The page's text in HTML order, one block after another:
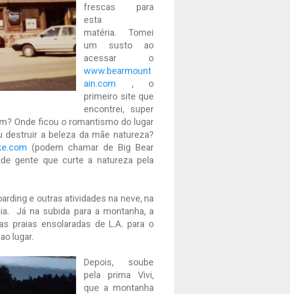
frescas para
esta
matéria. Tomei
um susto ao
acessar o
www.bearmount
ain.com , o
primeiro site que
encontrei, super
Onde ficou o romantismo do lugar
destruir a beleza da mãe natureza?
(podem chamar de Big Bear
gente que curte a natureza pela
e outras atividades na neve, na
Já na subida para a montanha, a
praias ensolaradas de L.A. para o
lugar.
Depois, soube
pela prima Vivi,
que a montanha